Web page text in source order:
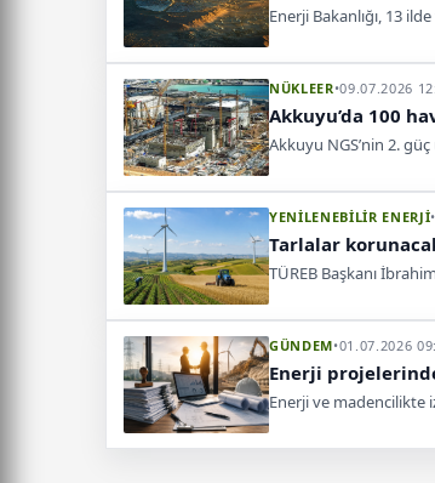
Enerji Bakanlığı, 13
NÜKLEER•09.07.2026
Akkuyu’da 100
Akkuyu NGS’nin 2.
YENİLENEBİLİR ENERJİ•
Tarlalar
TÜREB Başkanı
GÜNDEM•01.07.2026
Enerji
Enerji ve madencilikte